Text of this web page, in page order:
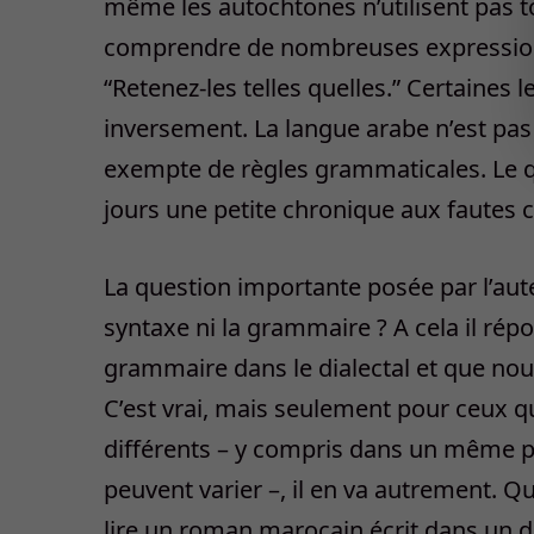
comprendre de nombreuses
“Retenez-les telles quelles.”
inversement. La langue arabe n’est
exempte de règles grammaticales. Le
jours une petite chronique aux fautes
La question importante posée par
syntaxe ni la grammaire ? A cela il
grammaire dans le dialectal et que
C’est vrai, mais seulement pour ceux
différents – y compris dans un même
peuvent varier –, il en va autrement.